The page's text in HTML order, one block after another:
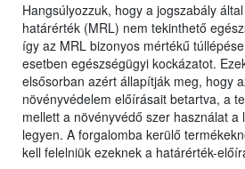
Hangsúlyozzuk, hogy a jogszabály
határérték (MRL) nem tekinthető
így az MRL bizonyos mértékű
esetben egészségügyi kockázatot.
elsősorban azért állapítják meg, hogy
növényvédelem előírásait betartva, a
mellett a növényvédő szer használat a
legyen. A forgalomba kerülő
kell felelniük ezeknek a határérték-